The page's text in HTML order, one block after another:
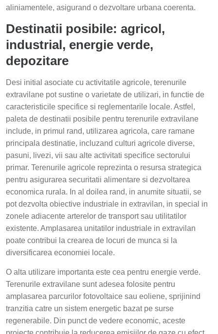
aliniamentele, asigurand o dezvoltare urbana coerenta.
Destinatii posibile: agricol,
industrial, energie verde,
depozitare
Desi initial asociate cu activitatile agricole, terenurile
extravilane pot sustine o varietate de utilizari, in functie de
caracteristicile specifice si reglementarile locale. Astfel,
paleta de destinatii posibile pentru terenurile extravilane
include, in primul rand, utilizarea agricola, care ramane
principala destinatie, incluzand culturi agricole diverse,
pasuni, livezi, vii sau alte activitati specifice sectorului
primar. Terenurile agricole reprezinta o resursa strategica
pentru asigurarea securitatii alimentare si dezvoltarea
economica rurala. In al doilea rand, in anumite situatii, se
pot dezvolta obiective industriale in extravilan, in special in
zonele adiacente arterelor de transport sau utilitatilor
existente. Amplasarea unitatilor industriale in extravilan
poate contribui la crearea de locuri de munca si la
diversificarea economiei locale.
O alta utilizare importanta este cea pentru energie verde.
Terenurile extravilane sunt adesea folosite pentru
amplasarea parcurilor fotovoltaice sau eoliene, sprijinind
tranzitia catre un sistem energetic bazat pe surse
regenerabile. Din punct de vedere economic, aceste